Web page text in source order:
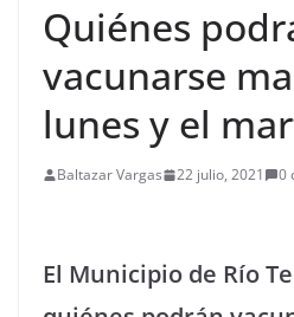
Quiénes
vacunarse
lunes y el
Baltazar Vargas 22 julio, 2021 0
El Municipio de Río